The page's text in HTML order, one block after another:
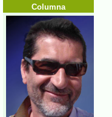
Columna